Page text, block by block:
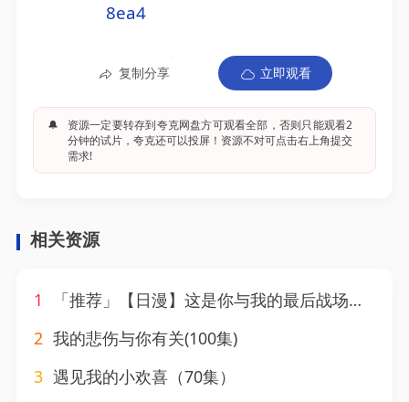
8ea4
复制分享 立即观看
🔔
资源一定要转存到夸克网盘方可观看全部，否则只能观看2
分钟的试片，夸克还可以投屏！资源不对可点击右上角提交
需求!
相关资源
1
「推荐」【日漫】这是你与我的最后战场，或是开创世界的圣战 全2季 更至第二季04集 简日双语 喵萌奶茶屋 1080P
2 我的悲伤与你有关(100集)
3 遇见我的小欢喜（70集）